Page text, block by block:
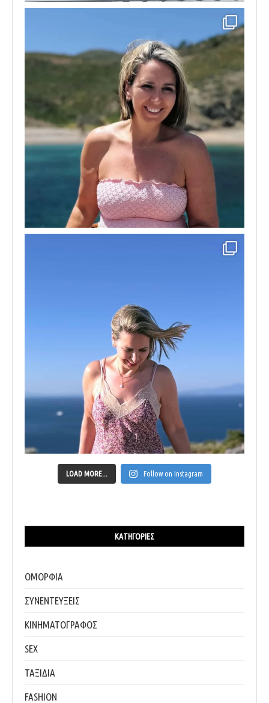
LOAD MORE... Follow on Instagram
ΚΑΤΗΓΟΡΊΕΣ
ΟΜΟΡΦΙΑ
ΣΥΝΕΝΤΕΥΞΕΙΣ
ΚΙΝΗΜΑΤΟΓΡΑΦΟΣ
SEX
ΤΑΞΙΔΙΑ
FASHION